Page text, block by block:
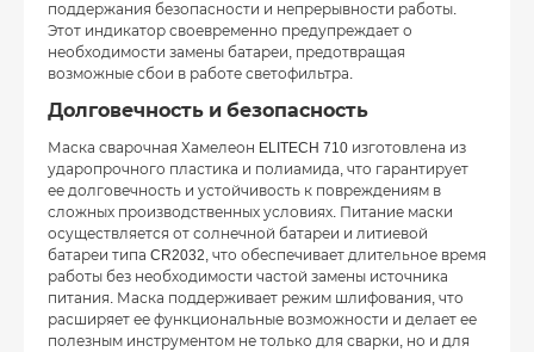
поддержания безопасности и непрерывности работы.
Этот индикатор своевременно предупреждает о
необходимости замены батареи, предотвращая
возможные сбои в работе светофильтра.
Долговечность и безопасность
Маска сварочная Хамелеон ELITECH 710 изготовлена из
ударопрочного пластика и полиамида, что гарантирует
ее долговечность и устойчивость к повреждениям в
сложных производственных условиях. Питание маски
осуществляется от солнечной батареи и литиевой
батареи типа CR2032, что обеспечивает длительное время
работы без необходимости частой замены источника
питания. Маска поддерживает режим шлифования, что
расширяет ее функциональные возможности и делает ее
полезным инструментом не только для сварки, но и для